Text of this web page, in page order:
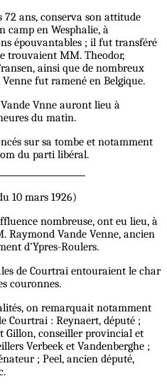
ans, conserva son attitude
camp en Wesphalie, à
épouvantables ; il fut transféré
trouvaient MM. Theodor,
ainsi que de nombreux
fut ramené en Belgique.
Vnne auront lieu à
du matin.
sur sa tombe et notamment
du parti libéral.
10 mars 1926)
nombreuse, ont eu lieu, à
Raymond Vande Venne, ancien
d’Ypres-Roulers.
de Courtrai entouraient le char
couronnes.
on remarquait notamment
Courtrai : Reynaert, député ;
Gillon, conseiller provincial et
Verbeek et Vandenberghe ;
; Peel, ancien député,